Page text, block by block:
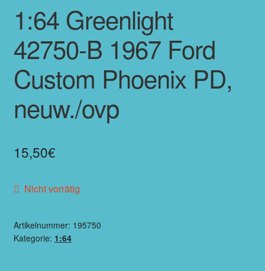
1:64 Greenlight
42750-B 1967 Ford
Custom Phoenix PD,
neuw./ovp
15,50€
Nicht vorrätig
Artikelnummer: 195750
Kategorie: 1:64